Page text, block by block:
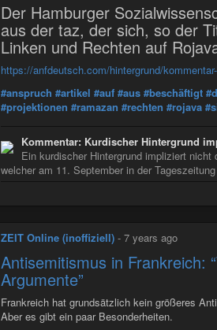
Der Hamburger
aus der taz, der sich, so der
Linken und Rechten auf
https://anfdeutsch.com/hintergrund/
#anspruch #artikel #auf #aus #beschäftigt
#projektionen #ramazan #rechten #rojava
Kommentar: Kurdischer Hintergrund
Ein kurdischer Hintergrund impliziert
welcher am 11. September in der
ZEIT Online (inoffiziell) - 7 years ago
Antisemitismus in Frankreich:
Argumente”
Frankreich hat grundsätzlich kein größeres
Aber es gibt ein paar Besonderheiten.